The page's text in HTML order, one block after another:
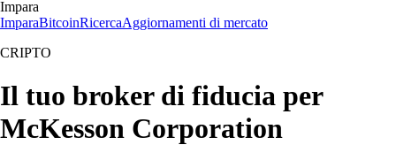
Impara
ImparaBitcoinRicercaAggiornamenti di mercato
CRIPTO
Il tuo broker di fiducia per
McKesson Corporation